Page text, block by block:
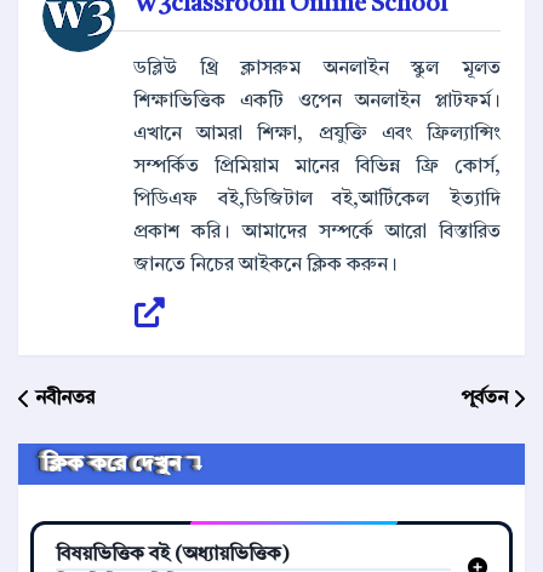
W3classroom Online School
ডব্লিউ থ্রি ক্লাসরুম অনলাইন স্কুল মূলত
শিক্ষাভিত্তিক একটি ওপেন অনলাইন প্লাটফর্ম।
এখানে আমরা শিক্ষা, প্রযুক্তি এবং ফ্রিল্যান্সিং
সম্পর্কিত প্রিমিয়াম মানের বিভিন্ন ফ্রি কোর্স,
পিডিএফ বই,ডিজিটাল বই,আর্টিকেল ইত্যাদি
প্রকাশ করি। আমাদের সম্পর্কে আরো বিস্তারিত
জানতে নিচের আইকনে ক্লিক করুন।
নবীনতর পূর্বতন
ক্লিক করে দেখুন ↴
বিষয়ভিত্তিক বই (অধ্যায়ভিত্তিক)